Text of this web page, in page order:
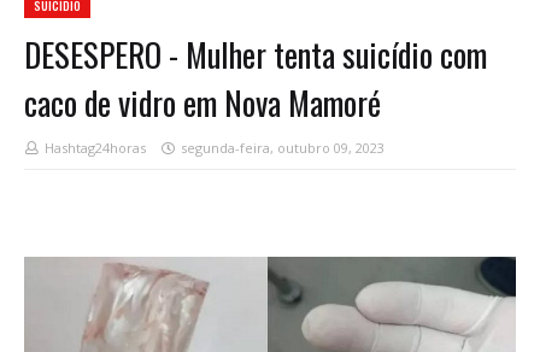
SUICÍDIO
DESESPERO - Mulher tenta suicídio com
caco de vidro em Nova Mamoré
Hashtag24horas segunda-feira, outubro 09, 2023